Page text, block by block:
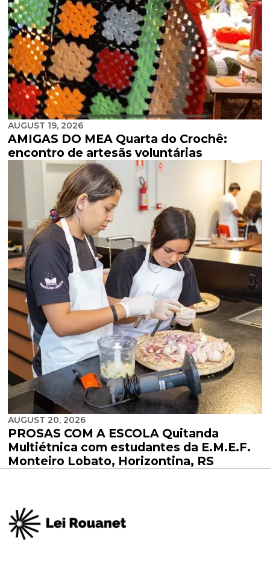
AUGUST 19, 2026
AMIGAS DO MEA Quarta do Crochê:
encontro de artesãs voluntárias
AUGUST 20, 2026
PROSAS COM A ESCOLA Quitanda
Multiétnica com estudantes da E.M.E.F.
Monteiro Lobato, Horizontina, RS